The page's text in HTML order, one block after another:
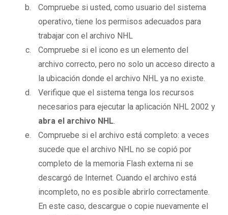
Compruebe si usted, como usuario del sistema
operativo, tiene los permisos adecuados para
trabajar con el archivo NHL
Compruebe si el icono es un elemento del
archivo correcto, pero no solo un acceso directo a
la ubicación donde el archivo NHL ya no existe.
Verifique que el sistema tenga los recursos
necesarios para ejecutar la aplicación NHL 2002 y
abra el archivo NHL.
Compruebe si el archivo está completo: a veces
sucede que el archivo NHL no se copió por
completo de la memoria Flash externa ni se
descargó de Internet. Cuando el archivo está
incompleto, no es posible abrirlo correctamente.
En este caso, descargue o copie nuevamente el